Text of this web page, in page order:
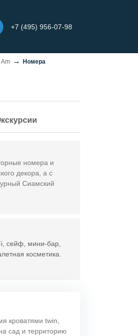
+7 (495) 956-07-98
Номера
номера и
декора, а с
Сиамский
сейф, мини-бар,
косметика.
кроватями twin,
сад и территорию